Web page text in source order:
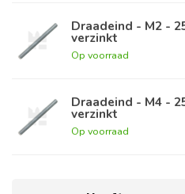
Draadeind - M2 -
verzinkt
Op voorraad
Draadeind - M4 -
verzinkt
Op voorraad